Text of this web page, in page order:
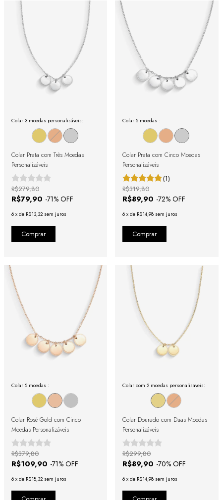
Colar 3 moedas personalisáveis:
Colar Prata com Três Moedas
Personalizáveis
R$79,90 -71% OFF
R$279,80
6 x de R$13,32 sem juros
Colar 5 moedas :
Colar Prata com Cinco Moedas
Personalizáveis
(1)
R$89,90 -72% OFF
R$319,80
6 x de R$14,98 sem juros
Colar 5 moedas :
Colar Rosé Gold com Cinco
Moedas Personalizáveis
R$109,90 -71% OFF
R$379,80
6 x de R$18,32 sem juros
Colar com 2 moedas personalisaveis:
Colar Dourado com Duas Moedas
Personalizáveis
R$89,90 -70% OFF
R$299,80
6 x de R$14,98 sem juros